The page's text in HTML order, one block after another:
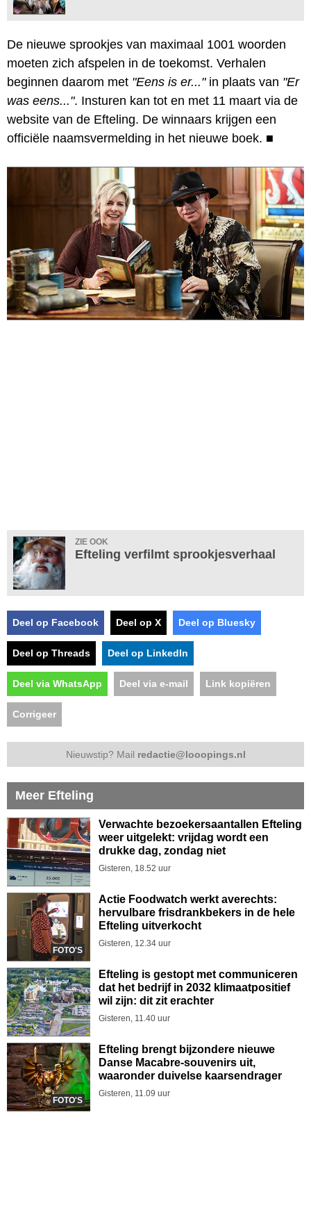
De nieuwe sprookjes van maximaal 1001 woorden
moeten zich afspelen in de toekomst. Verhalen
beginnen daarom met "Eens is er..."in plaats van "Er
was eens...". Insturen kan tot en met 11 maart via de
website van de Efteling. De winnaars krijgen een
officiële naamsvermelding in het nieuwe boek. ■
ZIE OOK
Efteling verfilmt sprookjesverhaal
Deel op Facebook Deel op X Deel op Bluesky
Deel op Threads Deel op LinkedIn
Deel via WhatsApp Deel via e-mail Link kopiëren
Corrigeer
Nieuwstip? Mail redactie@looopings.nl
Meer Efteling
Verwachte bezoekersaantallen Efteling
weer uitgelekt: vrijdag wordt een
drukke dag, zondag niet
Gisteren, 18.52 uur
FOTO'S
Actie Foodwatch werkt averechts:
hervulbare frisdrankbekers in de hele
Efteling uitverkocht
Gisteren, 12.34 uur
Efteling is gestopt met communiceren
dat het bedrijf in 2032 klimaatpositief
wil zijn: dit zit erachter
Gisteren, 11.40 uur
FOTO'S
Efteling brengt bijzondere nieuwe
Danse Macabre-souvenirs uit,
waaronder duivelse kaarsendrager
Gisteren, 11.09 uur